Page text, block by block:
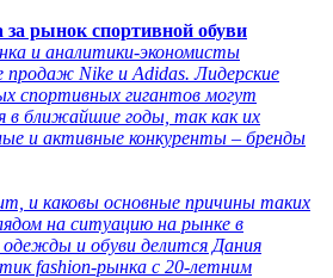
за рынок спортивной обуви
и аналитики-экономисты
продаж Nike и Adidas. Лидерские
спортивных гигантов могут
в ближайшие годы, так как их
и активные конкуренты – бренды
и каковы основные причины таких
на ситуацию на рынке в
и обуви делится Дания
fashion-рынка с 20-летним